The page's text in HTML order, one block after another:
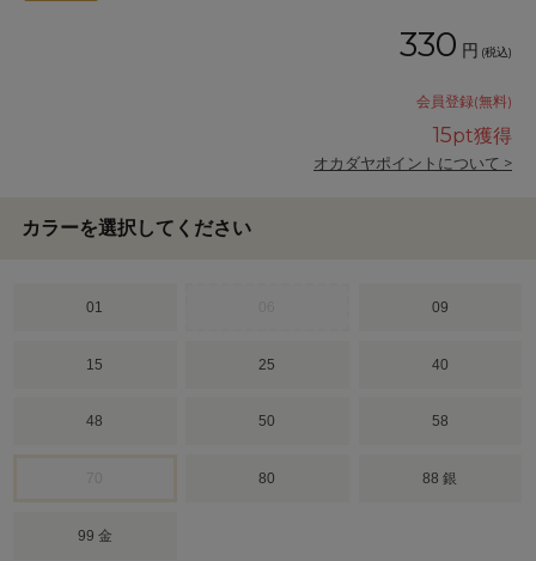
330 円 (税込)
会員登録(無料)
15pt獲得
オカダヤポイントについて >
カラーを選択してください
01 09
15 25 40
48 50 58
80 88 銀
99 金